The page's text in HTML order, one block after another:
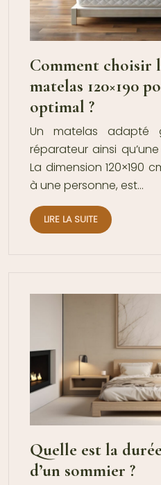
Comment choisir
matelas 120×190
optimal ?
Un matelas adapté
réparateur ainsi
La dimension 120×190
à une personne, est…
LIRE LA SUITE
Quelle est la
d’un sommier ?